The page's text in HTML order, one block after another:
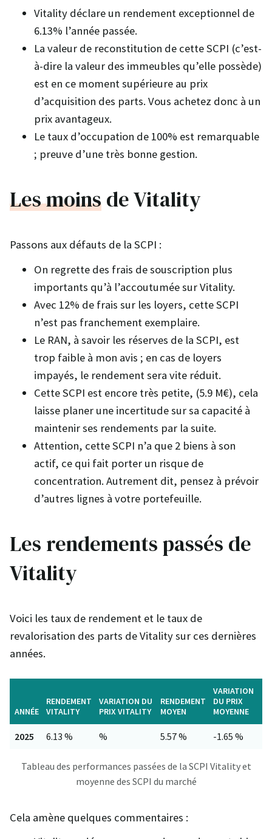
Vitality déclare un rendement exceptionnel de
6.13% l’année passée.
La valeur de reconstitution de cette SCPI (c’est-
à-dire la valeur des immeubles qu’elle possède)
est en ce moment supérieure au prix
d’acquisition des parts. Vous achetez donc à un
prix avantageux.
Le taux d’occupation de 100% est remarquable
; preuve d’une très bonne gestion.
Les moinsde Vitality
Passons aux défauts de la SCPI :
On regrette des frais de souscription plus
importants qu’à l’accoutumée sur Vitality.
Avec 12% de frais sur les loyers, cette SCPI
n’est pas franchement exemplaire.
Le RAN, à savoir les réserves de la SCPI, est
trop faible à mon avis ; en cas de loyers
impayés, le rendement sera vite réduit.
Cette SCPI est encore très petite, (5.9 M€), cela
laisse planer une incertitude sur sa capacité à
maintenir ses rendements par la suite.
Attention, cette SCPI n’a que 2 biens à son
actif, ce qui fait porter un risque de
concentration. Autrement dit, pensez à prévoir
d’autres lignes à votre portefeuille.
Les rendements passés de
Vitality
Voici les taux de rendement et le taux de
revalorisation des parts de Vitality sur ces dernières
années.
ANNÉE
RENDEMENT
VITALITY
VARIATION DU
PRIX VITALITY
RENDEMENT
MOYEN
VARIATION
DU PRIX
MOYENNE
2025 6.13 % % 5.57 % -1.65 %
Tableau des performances passées de la SCPI Vitality et
moyenne des SCPI du marché
Cela amène quelques commentaires :